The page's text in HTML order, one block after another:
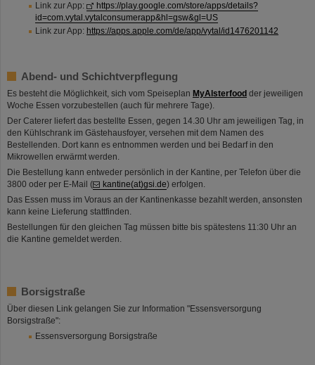
Link zur App:
https://play.google.com/store/apps/details?
id=com.vytal.vytalconsumerapp&hl=gsw&gl=US
Link zur App: https://apps.apple.com/de/app/vytal/id1476201142
Abend- und Schichtverpflegung
Es besteht die Möglichkeit, sich vom Speiseplan MyAlsterfood der jeweiligen
Woche Essen vorzubestellen (auch für mehrere Tage).
Der Caterer liefert das bestellte Essen, gegen 14.30 Uhr am jeweiligen Tag, in
den Kühlschrank im Gästehausfoyer, versehen mit dem Namen des
Bestellenden. Dort kann es entnommen werden und bei Bedarf in den
Mikrowellen erwärmt werden.
Die Bestellung kann entweder persönlich in der Kantine, per Telefon über die
3800 oder per E-Mail (
kantine(at)gsi.de) erfolgen.
Das Essen muss im Voraus an der Kantinenkasse bezahlt werden, ansonsten
kann keine Lieferung stattfinden.
Bestellungen für den gleichen Tag müssen bitte bis spätestens 11:30 Uhr an
die Kantine gemeldet werden.
Borsigstraße
Über diesen Link gelangen Sie zur Information "Essensversorgung
Borsigstraße":
Essensversorgung Borsigstraße